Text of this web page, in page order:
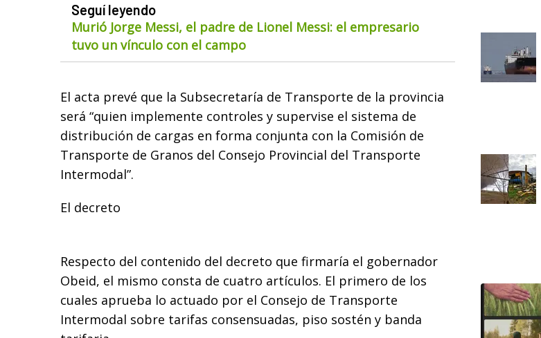
Seguí leyendo
Murió Jorge Messi, el padre de Lionel Messi: el empresario
tuvo un vínculo con el campo
El acta prevé que la Subsecretaría de Transporte de la provincia
será “quien implemente controles y supervise el sistema de
distribución de cargas en forma conjunta con la Comisión de
Transporte de Granos del Consejo Provincial del Transporte
Intermodal”.
El decreto
Respecto del contenido del decreto que firmaría el gobernador
Obeid, el mismo consta de cuatro artículos. El primero de los
cuales aprueba lo actuado por el Consejo de Transporte
Intermodal sobre tarifas consensuadas, piso sostén y banda